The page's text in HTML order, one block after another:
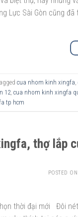
Lực Sài Gòn cũng
cua nhom kinh xingfa
12 cua nhom kinh xingfa
tp hcm
thợ lắp
POSTED ON
thời đại mới Đôi